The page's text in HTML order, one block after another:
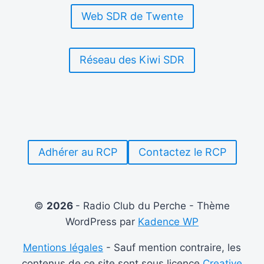
Web SDR de Twente
Réseau des Kiwi SDR
Adhérer au RCP Contactez le RCP
© 2026 - Radio Club du Perche - Thème
WordPress par Kadence WP
Mentions légales - Sauf mention contraire, les